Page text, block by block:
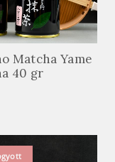
Matcha Yame
40 gr